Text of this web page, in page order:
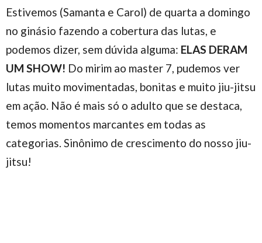
Estivemos (Samanta e Carol) de quarta a domingo
no ginásio fazendo a cobertura das lutas, e
podemos dizer, sem dúvida alguma: ELAS DERAM
UM SHOW! Do mirim ao master 7, pudemos ver
lutas muito movimentadas, bonitas e muito jiu-jitsu
em ação. Não é mais só o adulto que se destaca,
temos momentos marcantes em todas as
categorias. Sinônimo de crescimento do nosso jiu-
jitsu!